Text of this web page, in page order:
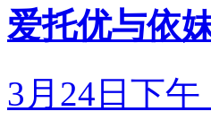
爱托优与依
3月24日下